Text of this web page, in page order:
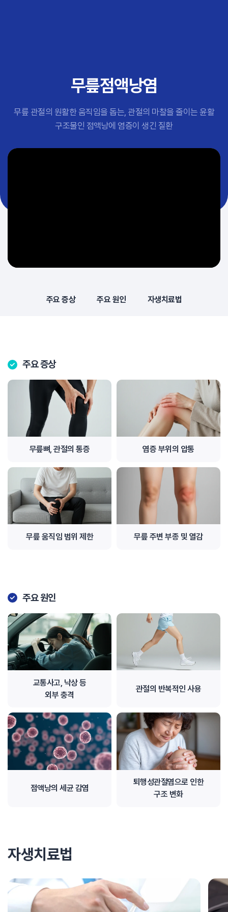
#교통사고후유증 #허리디스크
#추나요법
무릎점액낭염
무릎 관절의 원활한 움직임을 돕는, 관절의 마찰을 줄이는 윤활
구조물인 점액낭에 염증이 생긴 질환
주요 증상 주요 원인 자생치료법
주요 증상
무릎뼈, 관절의 통증 염증 부위의 압통
무릎 움직임 범위 제한 무릎 주변 부종 및 열감
주요 원인
교통사고, 낙상 등
외부 충격
관절의 반복적인 사용
점액낭의 세균 감염
퇴행성관절염으로 인한
구조 변화
자생치료법